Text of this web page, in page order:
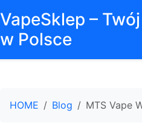
VapeSklep –
w Polsce
HOME Blog MTS Vape